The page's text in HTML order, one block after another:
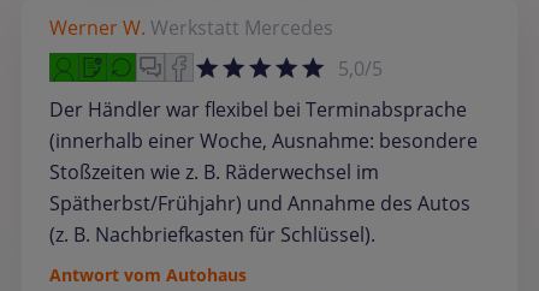
Werner W. Werkstatt Mercedes
5,0/5
Der Händler war flexibel bei Terminabsprache
(innerhalb einer Woche, Ausnahme: besondere
Stoßzeiten wie z. B. Räderwechsel im
Spätherbst/Frühjahr) und Annahme des Autos
(z. B. Nachbriefkasten für Schlüssel).
Antwort vom Autohaus